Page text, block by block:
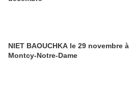
NIET BAOUCHKA le 29 novembre à
Montcy-Notre-Dame